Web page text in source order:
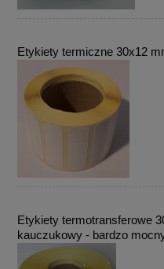
Etykiety termiczne 30x12
Etykiety termotransferowe
kauczukowy - bardzo